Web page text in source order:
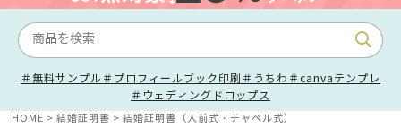
＃無料サンプル ＃プロフィールブック印刷 ＃うちわ ＃canvaテンプレ
＃ウェディングドロップス
HOME 結婚証明書 結婚証明書（人前式・チャペル式）